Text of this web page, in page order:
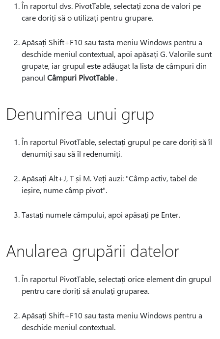
În raportul dvs. PivotTable, selectați zona de valori pe
care doriți să o utilizați pentru grupare.
Apăsați Shift+F10 sau tasta meniu Windows pentru a
deschide meniul contextual, apoi apăsați G. Valorile sunt
grupate, iar grupul este adăugat la lista de câmpuri din
panoul Câmpuri PivotTable.
Denumirea unui grup
În raportul PivotTable, selectați grupul pe care doriți să îl
denumiți sau să îl redenumiți.
Apăsați Alt+J, T și M. Veți auzi: "Câmp activ, tabel de
ieșire, nume câmp pivot".
Tastați numele câmpului, apoi apăsați pe Enter.
Anularea grupării datelor
În raportul PivotTable, selectați orice element din grupul
pentru care doriți să anulați gruparea.
Apăsați Shift+F10 sau tasta meniu Windows pentru a
deschide meniul contextual.